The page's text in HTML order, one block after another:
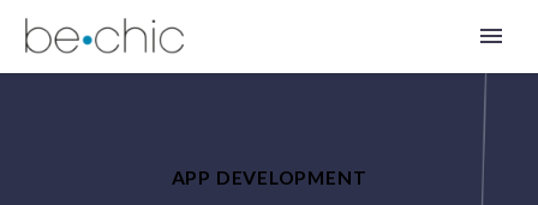
APP DEVELOPMENT